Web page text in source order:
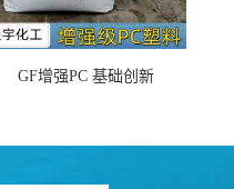
GF增强PC 基础创新